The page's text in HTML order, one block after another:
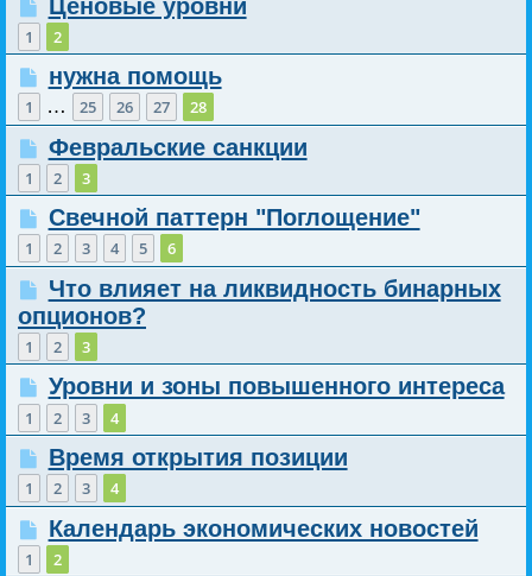
Ценовые уровни
1 2
нужна помощь
1 … 25 26 27 28
Февральские санкции
1 2 3
Свечной паттерн "Поглощение"
1 2 3 4 5 6
Что влияет на ликвидность бинарных
опционов?
1 2 3
Уровни и зоны повышенного интереса
1 2 3 4
Время открытия позиции
1 2 3 4
Календарь экономических новостей
1 2